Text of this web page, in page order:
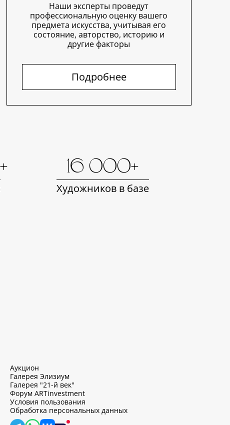
Наши эксперты проведут
профессиональную оценку вашего
предмета искусства, учитывая его
состояние, авторство, историю и
другие факторы
Подробнее
16 000+
Художников в базе
Аукцион
Галерея Элизиум
Галерея "21-й век"
Форум ARTinvestment
Условия пользования
Обработка персональных данных